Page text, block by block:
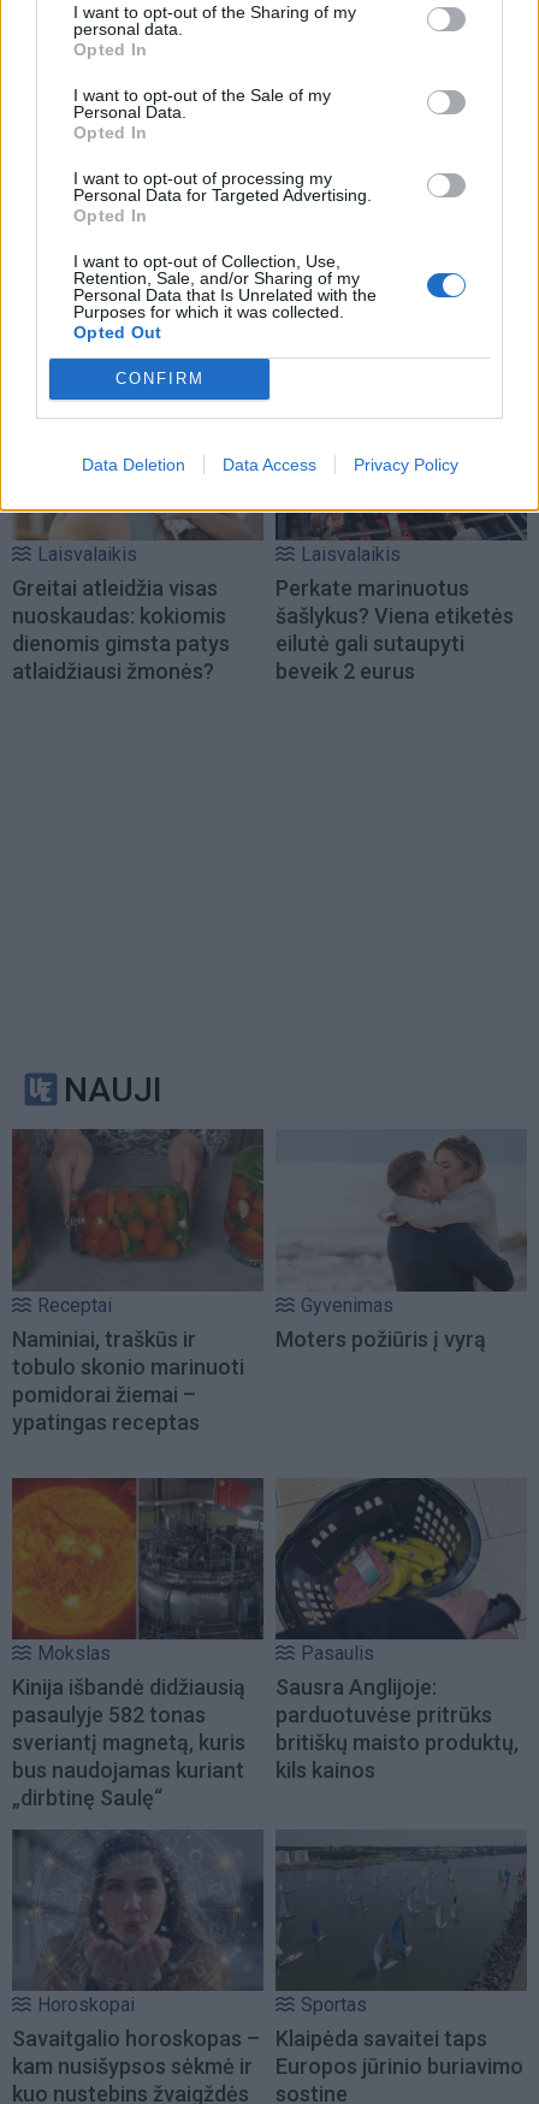
I want to opt-out of the Sharing of my
personal data.
Opted In
I want to opt-out of the Sale of my
Personal Data.
Opted In
I want to opt-out of processing my
Personal Data for Targeted Advertising.
Opted In
I want to opt-out of Collection, Use,
Retention, Sale, and/or Sharing of my
Personal Data that Is Unrelated with the
Purposes for which it was collected.
Opted Out
CONFIRM
Data Deletion Data Access Privacy Policy
teisingas
Laisvalaikis
Nauja pradžia po 60 metų:
astrologai atskleidė, kurių
mėnesių atstovų laukia
pokyčiai
Šie ženklai delne yra ne
pas visus: ką jie reiškia
Laisvalaikis
Greitai atleidžia visas
nuoskaudas: kokiomis
dienomis gimsta patys
atlaidžiausi žmonės?
Laisvalaikis
Perkate marinuotus
šašlykus? Viena etiketės
eilutė gali sutaupyti
beveik 2 eurus
NAUJI
Receptai
Naminiai, traškūs ir
tobulo skonio marinuoti
pomidorai žiemai –
ypatingas receptas
Gyvenimas
Moters požiūris į vyrą
Mokslas
Kinija išbandė didžiausią
pasaulyje 582 tonas
sveriantį magnetą, kuris
bus naudojamas kuriant
„dirbtinę Saulę“
Pasaulis
Sausra Anglijoje:
parduotuvėse pritrūks
britiškų maisto produktų,
kils kainos
Horoskopai
Savaitgalio horoskopas –
kam nusišypsos sėkmė ir
kuo nustebins žvaigždės
Sportas
Klaipėda savaitei taps
Europos jūrinio buriavimo
sostine